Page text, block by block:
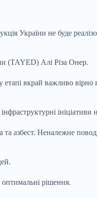
України не буде
(TAYED) Алі Різа Онер.
вкрай важливо вірно
та азбест. Неналежне
рішення.